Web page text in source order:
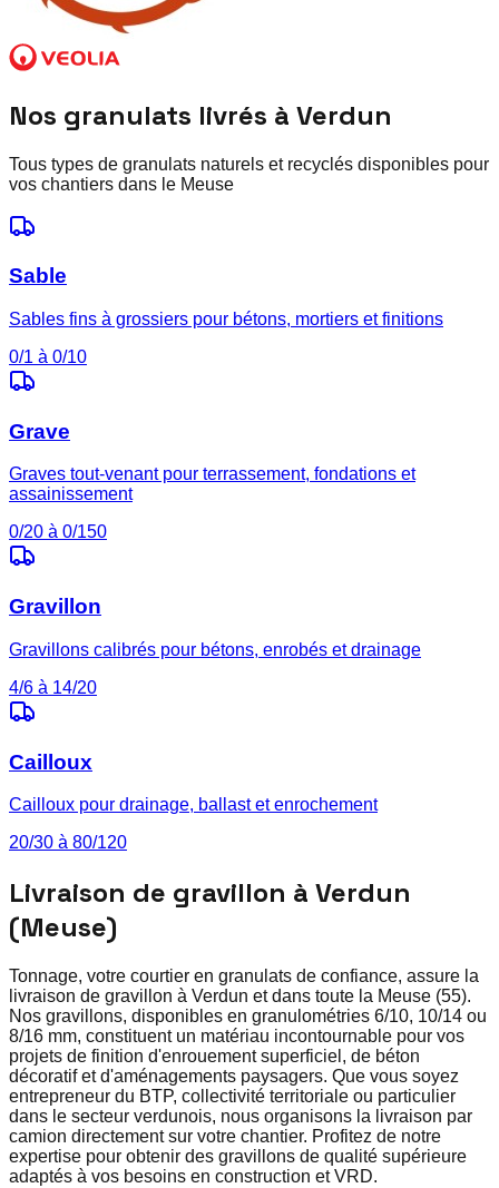
Nos granulats livrés à Verdun
Tous types de granulats naturels et recyclés disponibles pour
vos chantiers dans le Meuse
Sable
Sables fins à grossiers pour bétons, mortiers et finitions
0/1 à 0/10
Grave
Graves tout-venant pour terrassement, fondations et
assainissement
0/20 à 0/150
Gravillon
Gravillons calibrés pour bétons, enrobés et drainage
4/6 à 14/20
Cailloux
Cailloux pour drainage, ballast et enrochement
20/30 à 80/120
Livraison de gravillon à Verdun
(Meuse)
Tonnage, votre courtier en granulats de confiance, assure la
livraison de gravillon à Verdun et dans toute la Meuse (55).
Nos gravillons, disponibles en granulométries 6/10, 10/14 ou
8/16 mm, constituent un matériau incontournable pour vos
projets de finition d'enrouement superficiel, de béton
décoratif et d'aménagements paysagers. Que vous soyez
entrepreneur du BTP, collectivité territoriale ou particulier
dans le secteur verdunois, nous organisons la livraison par
camion directement sur votre chantier. Profitez de notre
expertise pour obtenir des gravillons de qualité supérieure
adaptés à vos besoins en construction et VRD.